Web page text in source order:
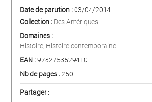
Date de parution :03/04/2014
Collection : Des Amériques
Domaines :
Histoire, Histoire contemporaine
EAN :9782753529410
Nb de pages :250
Partager :